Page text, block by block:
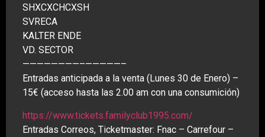
SHXCXCHCXSH
SVRECA
KALTER ENDE
VD. SECTOR
————————–—————–
Entradas anticipada a la venta (Lunes 30 de Enero) –
15€ (acceso hasta las 2.00 am con una consumición)
https://www.tickets.familyclub1995. com/
Entradas Correos, Ticketmaster: Fnac – Carrefour –